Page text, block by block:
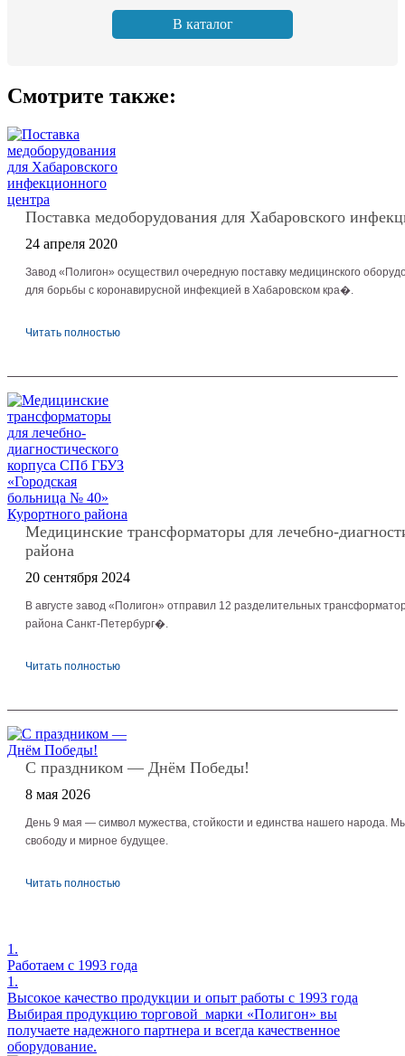
В каталог
Смотрите также:
Поставка медоборудования для Хабаровского
24 апреля 2020
Завод «Полигон» осуществил очередную поставку медицинского
для борьбы с коронавирусной инфекцией в Хабаровском кра�.
Читать полностью
Медицинские трансформаторы для лечебно-
района
20 сентября 2024
В августе завод «Полигон» отправил 12 разделительных
района Санкт-Петербург�.
Читать полностью
С праздником — Днём Победы!
8 мая 2026
День 9 мая — символ мужества, стойкости и единства нашего народа.
свободу и мирное будущее.
Читать полностью
1.
Работаем с 1993 года
1.
Высокое качество продукции и опыт работы с 1993 года
Выбирая продукцию торговой марки «Полигон» вы
получаете надежного партнера и всегда качественное
оборудование.